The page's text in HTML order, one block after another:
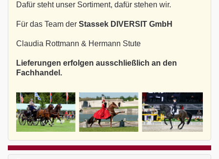
Dafür steht unser Sortiment, dafür stehen wir.
Für das Team der Stassek DIVERSIT GmbH
Claudia Rottmann & Hermann Stute
Lieferungen erfolgen ausschließlich an den
Fachhandel.